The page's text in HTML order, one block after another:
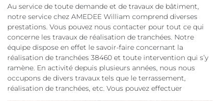
Au service de toute demande et de travaux de bâtiment,
notre service chez AMEDEE William comprend diverses
prestations. Vous pouvez nous contacter pour tout ce qui
concerne les travaux de réalisation de tranchées. Notre
équipe dispose en effet le savoir-faire concernant la
réalisation de tranchées 38460 et toute intervention qui s’y
ramène. En activité depuis plusieurs années, nous nous
occupons de divers travaux tels que le terrassement,
réalisation de tranchées, etc. Vous pouvez effectuer